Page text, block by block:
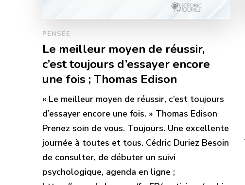
PENSÉE
Le meilleur moyen de réussir,
c’est toujours d’essayer encore
une fois ; Thomas Edison
« Le meilleur moyen de réussir, c’est toujours
d’essayer encore une fois. » Thomas Edison
Prenez soin de vous. Toujours. Une excellente
journée à toutes et tous. Cédric Duriez Besoin
de consulter, de débuter un suivi
psychologique, agenda en ligne ;